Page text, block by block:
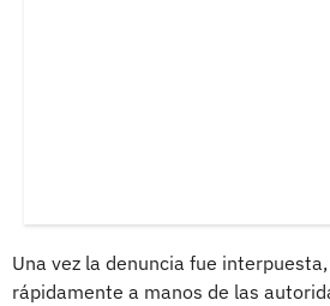
Una vez la denuncia fue
rápidamente a manos de las